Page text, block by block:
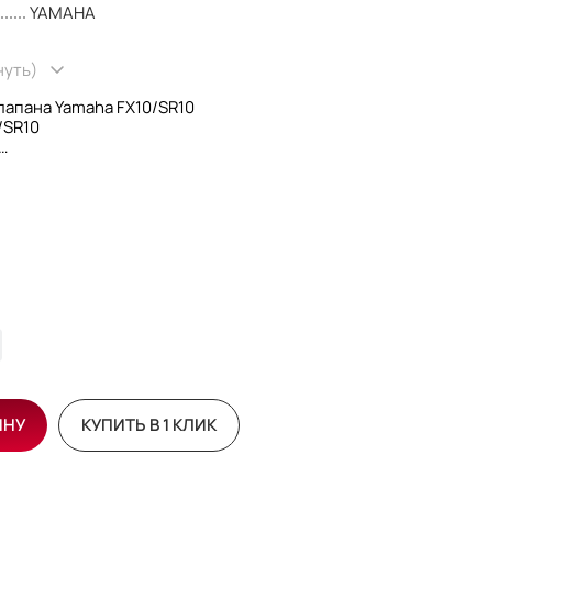
YAMAHA
Yamaha FX10/SR10
КУПИТЬ В 1 КЛИК